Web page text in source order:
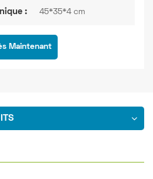
: 45*35*4 cm
Maintenant